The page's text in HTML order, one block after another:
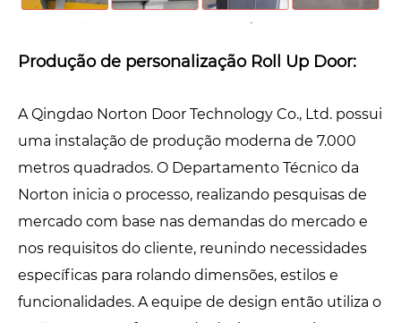
Produção de personalização Roll Up Door:
A Qingdao Norton Door Technology Co., Ltd. possui
uma instalação de produção moderna de 7.000
metros quadrados. O Departamento Técnico da
Norton inicia o processo, realizando pesquisas de
mercado com base nas demandas do mercado e
nos requisitos do cliente, reunindo necessidades
específicas para rolando dimensões, estilos e
funcionalidades. A equipe de design então utiliza o